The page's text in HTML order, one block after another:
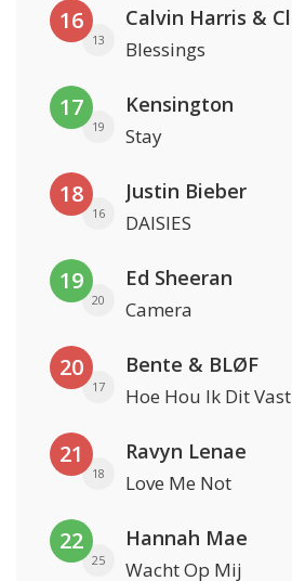
16
13 Blessings
17
19
Kensington
Stay
18
16
Justin Bieber
DAISIES
19
20
Ed Sheeran
Camera
20
17
Bente & BLØF
Hoe Hou Ik Dit Vast
21
18
Ravyn Lenae
Love Me Not
22
25
Hannah Mae
Wacht Op Mij